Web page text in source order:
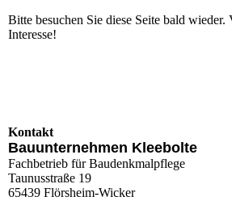
Bitte besuchen Sie diese Seite bald
Interesse!
Kontakt
Bauunternehmen Kleebolte
Fachbetrieb für Baudenkmalpflege
Taunusstraße 19
65439 Flörsheim-Wicker